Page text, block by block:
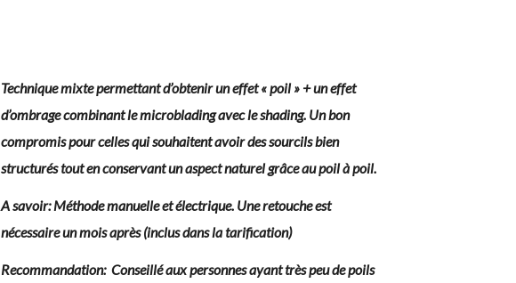
Technique mixte permettant d’obtenir un effet « poil » + un effet
d’ombrage combinant le microblading avec le shading. Un bon
compromis pour celles qui souhaitent avoir des sourcils bien
structurés tout en conservant un aspect naturel grâce au poil à poil.
A savoir: Méthode manuelle et électrique. Une retouche est
nécessaire un mois après (inclus dans la tarification)
Recommandation: Conseillé aux personnes ayant très peu de poils